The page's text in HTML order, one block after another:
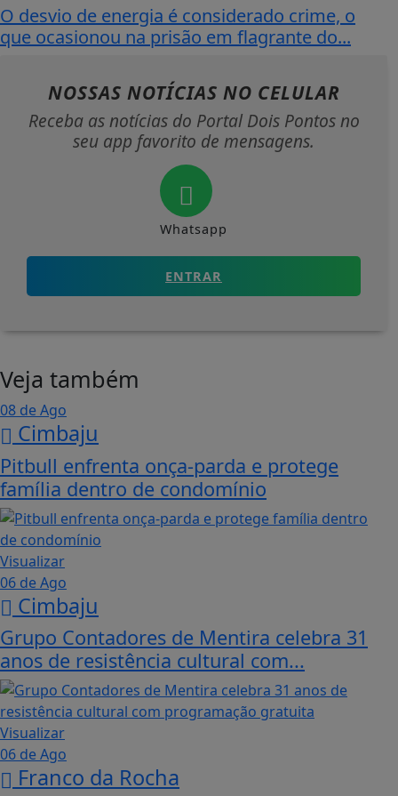
O desvio de energia é considerado crime, o
que ocasionou na prisão em flagrante do...
NOSSAS NOTÍCIAS NO CELULAR
Receba as notícias do Portal Dois Pontos no
seu app favorito de mensagens.
Whatsapp
ENTRAR
Veja também
08 de Ago
Cimbaju
Pitbull enfrenta onça-parda e protege
família dentro de condomínio
Visualizar
06 de Ago
Cimbaju
Grupo Contadores de Mentira celebra 31
anos de resistência cultural com...
Visualizar
06 de Ago
Franco da Rocha